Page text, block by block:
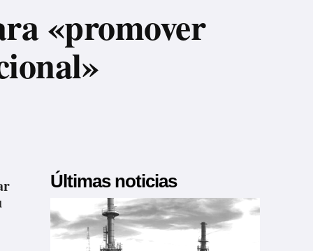
«promover
Últimas noticias